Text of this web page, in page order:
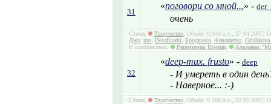
31
«поговори со мной...» -
очень
Стихи, Творчество , Объём: 0.049 а.л., 27 04 2007,
Джу, pro Desafinado Бродяжка Фаворитка Grishkova
В сообществах:
Рецензенты Поэзии Альманах
32
«deep-тих. frusto» - deep
- И умереть в один
- Наверное... :-)
Стихи, Творчество , Объём: 0.106 а.л., 22 05 2007,